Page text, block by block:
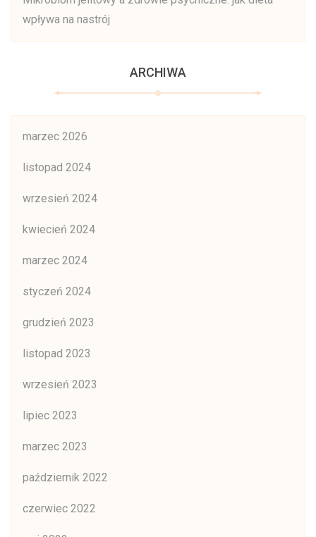
wpływa na nastrój
ARCHIWA
marzec 2026
listopad 2024
wrzesień 2024
kwiecień 2024
marzec 2024
styczeń 2024
grudzień 2023
listopad 2023
wrzesień 2023
lipiec 2023
marzec 2023
październik 2022
czerwiec 2022